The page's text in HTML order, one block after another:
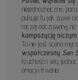
niejednoznaczna,
pulsuje tu jak żywe
raczej odczuwaną niż
kompozycję
To nie jest scena
współczesny San
kruchości i siły
emocji i trwania.